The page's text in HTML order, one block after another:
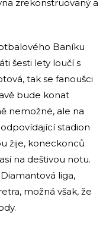
zrekonstruovaný a
Baníku
šesti lety loučí s
tak se fanoušci
bude konat
nemožné, ale na
stadion
žije, koneckonců
na deštivou notu.
liga,
možná však, že